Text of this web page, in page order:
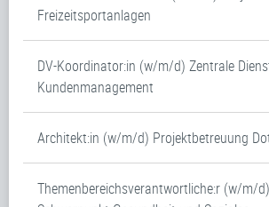
Freizeitsportanlagen
DV-Koordinator:in (w/m/d) Zentrale
Kundenmanagement
Architekt:in (w/m/d) Projektbetreuung
Themenbereichsverantwortliche:r (w/m/